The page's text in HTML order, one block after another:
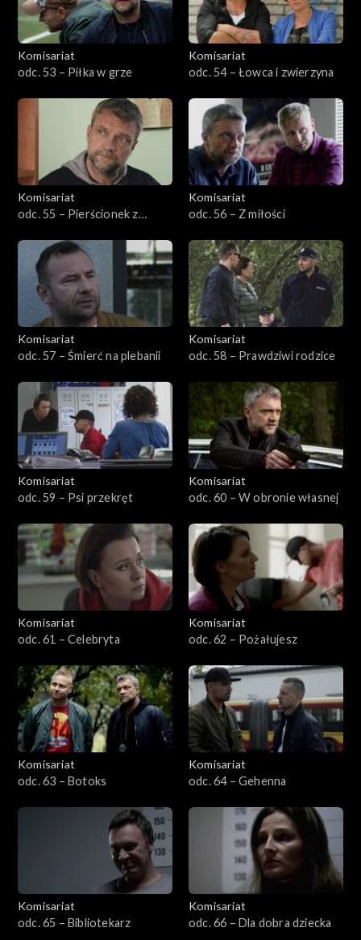
Komisariat
odc. 53 – Piłka w grze
Komisariat
odc. 54 – Łowca i zwierzyna
Komisariat
odc. 55 – Pierścionek z
Komisariat
odc. 56 – Z miłości
Komisariat
odc. 57 – Śmierć na plebanii
Komisariat
odc. 58 – Prawdziwi rodzice
Komisariat
odc. 59 – Psi przekręt
Komisariat
odc. 60 – W obronie własnej
Komisariat
odc. 61 – Celebryta
Komisariat
odc. 62 – Pożałujesz
Komisariat
odc. 63 – Botoks
Komisariat
odc. 64 – Gehenna
Komisariat
odc. 65 – Bibliotekarz
Komisariat
odc. 66 – Dla dobra dziecka